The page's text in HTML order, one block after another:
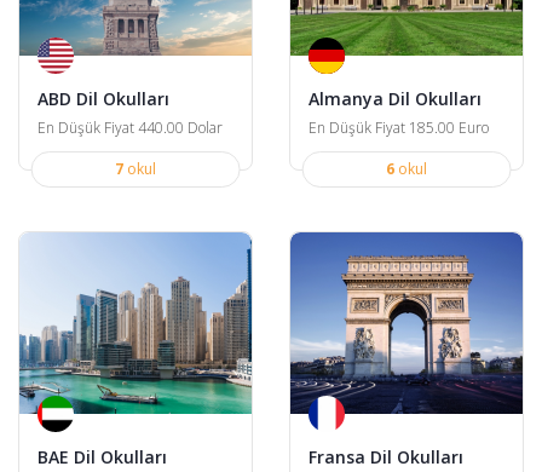
ABD Dil Okulları
En Düşük Fiyat 440.00 Dolar
7okul
Almanya Dil Okulları
En Düşük Fiyat 185.00 Euro
6okul
BAE Dil Okulları Fransa Dil Okulları